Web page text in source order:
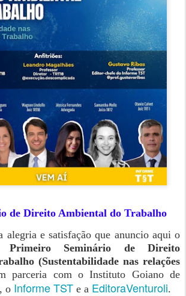
de Direito Ambiental do Trabalho
alegria e satisfação que anuncio aqui o
Primeiro Seminário de Direito
(Sustentabilidade nas relações
parceria com o Instituto Goiano de
o Informe TST e a EditoraVenturoli.